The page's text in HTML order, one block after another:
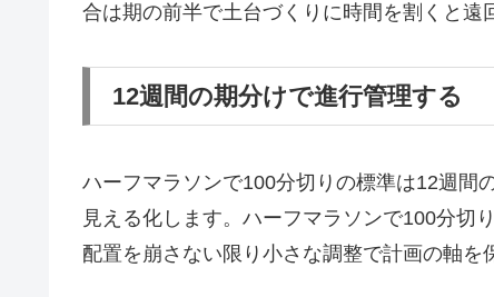
合は期の前半で土台づくりに時間を割くと遠
12週間の期分けで進行管理する
ハーフマラソンで100分切りの標準は12週間
見える化します。ハーフマラソンで100分切
配置を崩さない限り小さな調整で計画の軸を